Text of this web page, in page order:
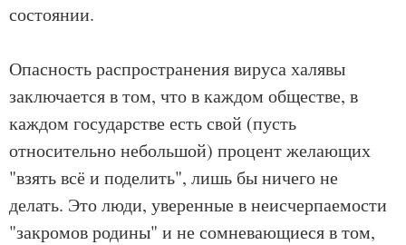
состоянии.
Опасность распространения вируса халявы
заключается в том, что в каждом обществе, в
каждом государстве есть свой (пусть
относительно небольшой) процент желающих
"взять всё и поделить", лишь бы ничего не
делать. Это люди, уверенные в неисчерпаемости
"закромов родины" и не сомневающиеся в том,